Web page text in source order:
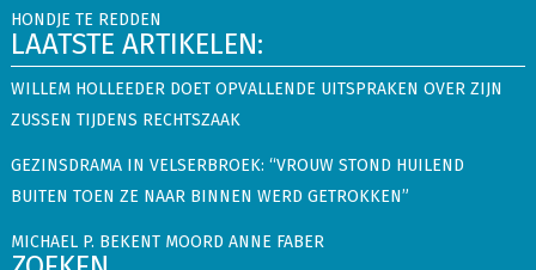
HONDJE TE REDDEN
LAATSTE ARTIKELEN:
WILLEM HOLLEEDER DOET OPVALLENDE UITSPRAKEN OVER ZIJN
ZUSSEN TIJDENS RECHTSZAAK
GEZINSDRAMA IN VELSERBROEK: “VROUW STOND HUILEND
BUITEN TOEN ZE NAAR BINNEN WERD GETROKKEN”
MICHAEL P. BEKENT MOORD ANNE FABER